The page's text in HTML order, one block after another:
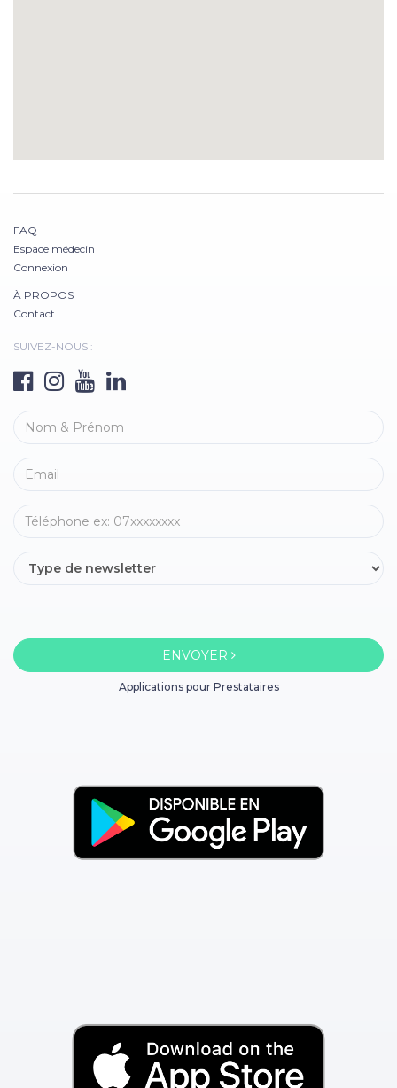
FAQ
Espace médecin
Connexion
À PROPOS
Contact
SUIVEZ-NOUS :
ENVOYER
Applications pour Prestataires